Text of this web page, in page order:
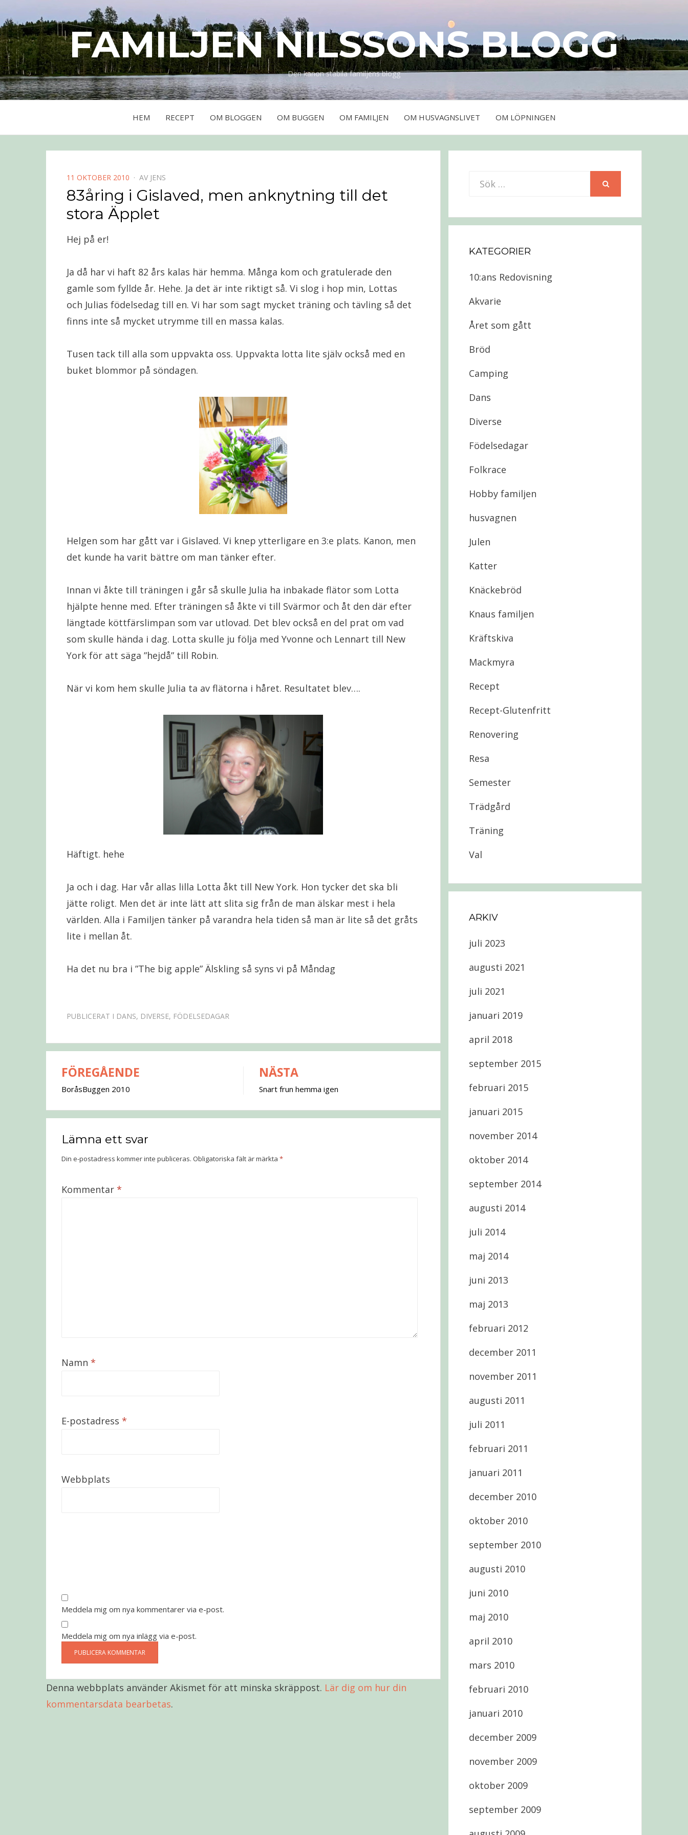
FAMILJEN NILSSONS BLOGG
Den kanon stabila familjens blogg
HEM RECEPT OM BLOGGEN OM BUGGEN OM FAMILJEN OM HUSVAGNSLIVET OM LÖPNINGEN
PUBLICERAD
DEN
11 OKTOBER 2010 AV JENS
83åring i Gislaved, men anknytning till det
stora Äpplet
Hej på er!
Ja då har vi haft 82 års kalas här hemma. Många kom och gratulerade den
gamle som fyllde år. Hehe. Ja det är inte riktigt så. Vi slog i hop min, Lottas
och Julias födelsedag till en. Vi har som sagt mycket träning och tävling så det
finns inte så mycket utrymme till en massa kalas.
Tusen tack till alla som uppvakta oss. Uppvakta lotta lite själv också med en
buket blommor på söndagen.
Helgen som har gått var i Gislaved. Vi knep ytterligare en 3:e plats. Kanon, men
det kunde ha varit bättre om man tänker efter.
Innan vi åkte till träningen i går så skulle Julia ha inbakade flätor som Lotta
hjälpte henne med. Efter träningen så åkte vi till Svärmor och åt den där efter
längtade köttfärslimpan som var utlovad. Det blev också en del prat om vad
som skulle hända i dag. Lotta skulle ju följa med Yvonne och Lennart till New
York för att säga ”hejdå” till Robin.
När vi kom hem skulle Julia ta av flätorna i håret. Resultatet blev….
Häftigt. hehe
Ja och i dag. Har vår allas lilla Lotta åkt till New York. Hon tycker det ska bli
jätte roligt. Men det är inte lätt att slita sig från de man älskar mest i hela
världen. Alla i Familjen tänker på varandra hela tiden så man är lite så det gråts
lite i mellan åt.
Ha det nu bra i ”The big apple” Älskling så syns vi på Måndag
PUBLICERAT I DANS, DIVERSE, FÖDELSEDAGAR
Inläggsnavigering
FÖREGÅENDE
BoråsBuggen 2010
NÄSTA
Snart frun hemma igen
Lämna ett svar
Din e-postadress kommer inte publiceras. Obligatoriska fält är märkta *
Kommentar *
Namn *
E-postadress *
Webbplats
Meddela mig om nya kommentarer via e-post.
Meddela mig om nya inlägg via e-post.
Denna webbplats använder Akismet för att minska skräppost. Lär dig om hur din
kommentarsdata bearbetas.
Sök
KATEGORIER
10:ans Redovisning
Akvarie
Året som gått
Bröd
Camping
Dans
Diverse
Födelsedagar
Folkrace
Hobby familjen
husvagnen
Julen
Katter
Knäckebröd
Knaus familjen
Kräftskiva
Mackmyra
Recept
Recept-Glutenfritt
Renovering
Resa
Semester
Trädgård
Träning
Val
ARKIV
juli 2023
augusti 2021
juli 2021
januari 2019
april 2018
september 2015
februari 2015
januari 2015
november 2014
oktober 2014
september 2014
augusti 2014
juli 2014
maj 2014
juni 2013
maj 2013
februari 2012
december 2011
november 2011
augusti 2011
juli 2011
februari 2011
januari 2011
december 2010
oktober 2010
september 2010
augusti 2010
juni 2010
maj 2010
april 2010
mars 2010
februari 2010
januari 2010
december 2009
november 2009
oktober 2009
september 2009